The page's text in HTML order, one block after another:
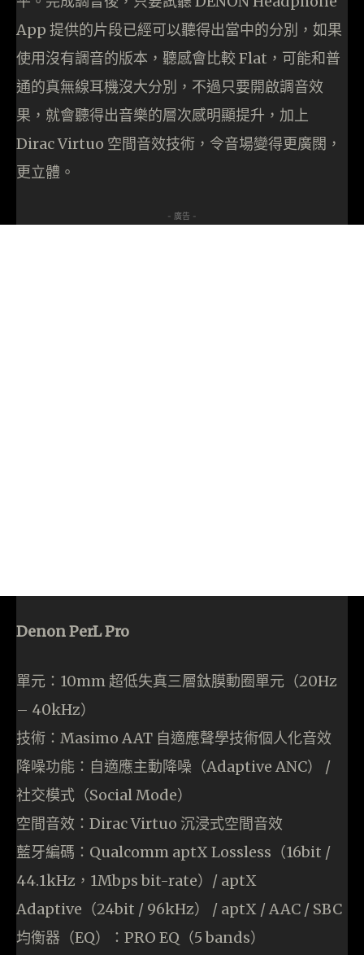
App 提供的片段已經可以聽得出當中的分別，如果
使用沒有調音的版本，聽感會比較 Flat，可能和普
通的真無線耳機沒大分別，不過只要開啟調音效
果，就會聽得出音樂的層次感明顯提升，加上
Dirac Virtuo 空間音效技術，令音場變得更廣闊，
更立體。
- 廣告 -
Denon PerL Pro
單元：10mm 超低失真三層鈦膜動圈單元（20Hz
– 40kHz）
技術：Masimo AAT 自適應聲學技術個人化音效
降噪功能：自適應主動降噪（Adaptive ANC） /
社交模式（Social Mode）
空間音效：Dirac Virtuo 沉浸式空間音效
藍牙編碼：Qualcomm aptX Lossless（16bit /
44.1kHz，1Mbps bit-rate）/ aptX
Adaptive（24bit / 96kHz） / aptX / AAC / SBC
均衡器（EQ）：PRO EQ（5 bands）